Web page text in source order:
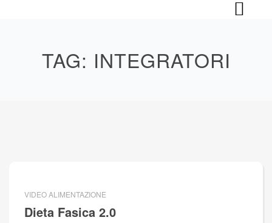
TAG: INTEGRATORI
VIDEO ALIMENTAZIONE
Dieta Fasica 2.0